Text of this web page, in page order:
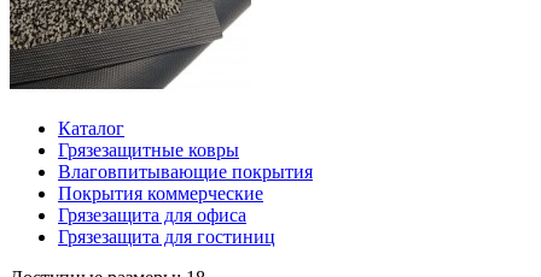
Каталог
Грязезащитные ковры
Влаговпитывающие покрытия
Покрытия коммерческие
Грязезащита для офиса
Грязезащита для гостиниц